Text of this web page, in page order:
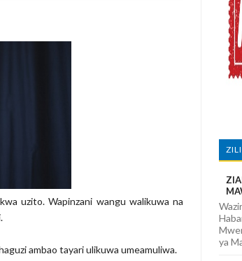
Siku Ya Vijana Duniani
ZA VIPIMO SHULENI
KIKAMILIFU JUKUMU LA USIMAMIZI WA DART
Imara Ilipofagia Majini Yote Nyumbani
uzito. Wapinzani wangu walikuwa na
ambao tayari ulikuwa umeamuliwa.
ya